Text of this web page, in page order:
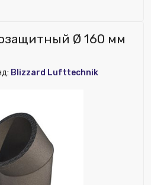
пластик
Ø 160 мм
Blizzard Lufttechnik